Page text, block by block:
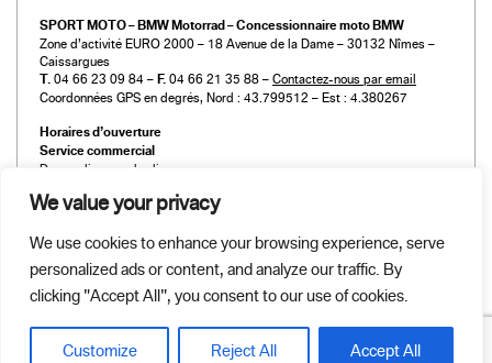
We value your privacy
We use cookies to enhance your browsing experience, serve
personalized ads or content, and analyze our traffic. By
clicking "Accept All", you consent to our use of cookies.
Customize Reject All Accept All
SPORT MOTO – BMW Motorrad – Concessionnaire moto BMW
Zone d’activité EURO 2000 – 18 Avenue de la Dame – 30132 Nîmes –
Caissargues
T. 04 66 23 09 84 – F. 04 66 21 35 88 – Contactez-nous par email
Coordonnées GPS en degrés, Nord : 43.799512 – Est : 4.380267
Horaires d’ouverture
Service commercial
Du mardi au vendredi :
Le samedi :
Du mardi au vendredi :
de 9h00 à 12h00 et de 14h00 à 19h00
de 9h00 à 12h00 et de 14h00 à 18h00